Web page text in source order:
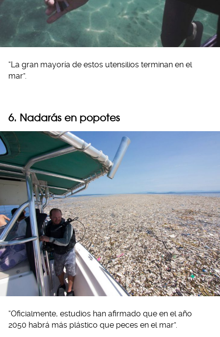
“La gran mayoría de estos utensilios terminan en el
mar”.
6. Nadarás en popotes
“Oficialmente, estudios han afirmado que en el año
2050 habrá más plástico que peces en el mar”.